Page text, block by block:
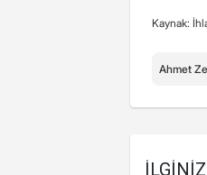
Kaynak:
Ahmet